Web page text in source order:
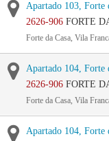
Apartado 103, Forte
2626-906 FORTE
Forte da Casa, Vila
Apartado 104, Forte
2626-906 FORTE
Forte da Casa, Vila
Apartado 104, Forte